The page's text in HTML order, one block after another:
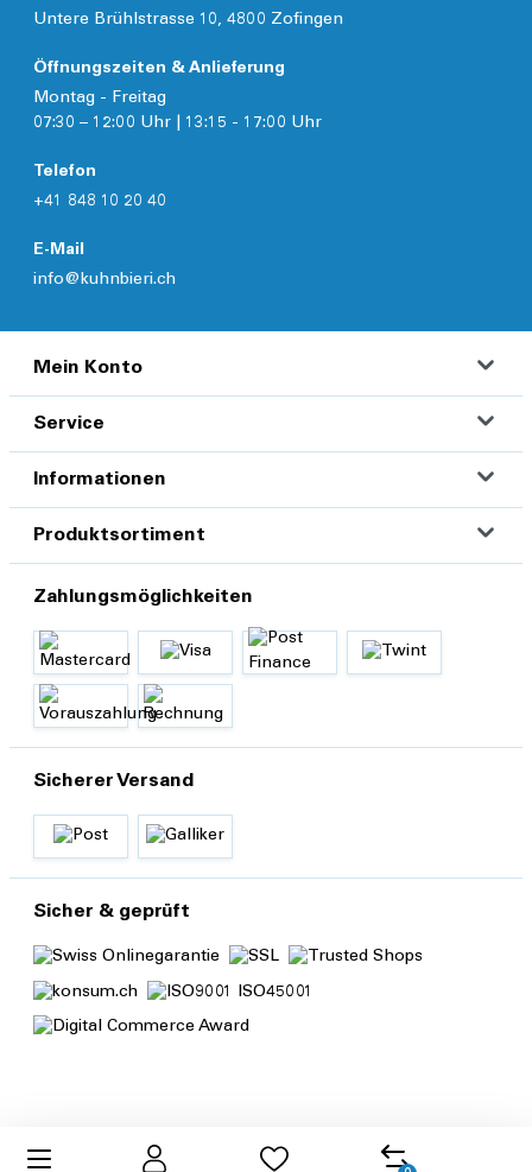
Untere Brühlstrasse 10, 4800 Zofingen
Öffnungszeiten & Anlieferung
Montag - Freitag
07:30 – 12:00 Uhr | 13:15 - 17:00 Uhr
Telefon
+41 848 10 20 40
E-Mail
info@kuhnbieri.ch
Mein Konto
Service
Informationen
Produktsortiment
Zahlungsmöglichkeiten
Sicherer Versand
Sicher & geprüft